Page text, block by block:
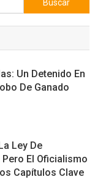
Un Detenido En
De Ganado
Ley De
El Oficialismo
Capítulos Clave